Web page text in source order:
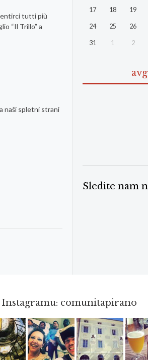
tutti più
“Il Trillo” a
naši spletni strani
17 18 19
24 25 26
31 1 2
Sledite nam
Instagramu: comunitapirano
3 Maj 23 Apr 3